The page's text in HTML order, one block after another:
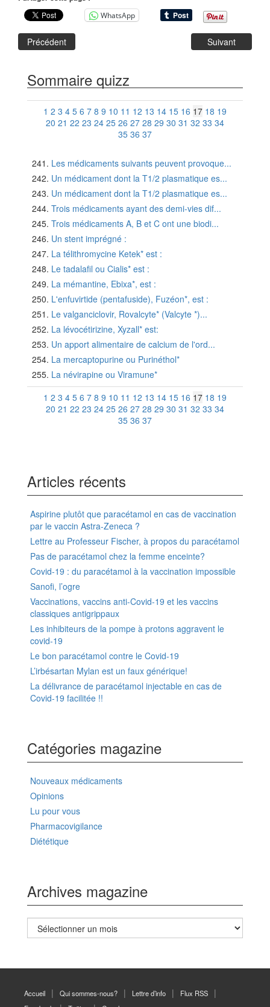
WhatsApp
Précédent Suivant
Sommaire quizz
1 2 3 4 5 6 7 8 9 10 11 12 13 14 15 16 17 18 19
20 21 22 23 24 25 26 27 28 29 30 31 32 33 34
35 36 37
Les médicaments suivants peuvent provoque...
Un médicament dont la T1/2 plasmatique es...
Un médicament dont la T1/2 plasmatique es...
Trois médicaments ayant des demi-vies dif...
Trois médicaments A, B et C ont une biodi...
Un stent imprégné :
La télithromycine Ketek* est :
Le tadalafil ou Cialis* est :
La mémantine, Ebixa*, est :
L'enfuvirtide (pentafuside), Fuzéon*, est :
Le valganciclovir, Rovalcyte* (Valcyte *)...
La lévocétirizine, Xyzall* est:
Un apport alimentaire de calcium de l'ord...
La mercaptopurine ou Purinéthol*
La névirapine ou Viramune*
1 2 3 4 5 6 7 8 9 10 11 12 13 14 15 16 17 18 19
20 21 22 23 24 25 26 27 28 29 30 31 32 33 34
35 36 37
Articles récents
Aspirine plutôt que paracétamol en cas de vaccination
par le vaccin Astra-Zeneca ?
Lettre au Professeur Fischer, à propos du paracétamol
Pas de paracétamol chez la femme enceinte?
Covid-19 : du paracétamol à la vaccination impossible
Sanofi, l’ogre
Vaccinations, vaccins anti-Covid-19 et les vaccins
classiques antigrippaux
Les inhibiteurs de la pompe à protons aggravent le
covid-19
Le bon paracétamol contre le Covid-19
L’irbésartan Mylan est un faux générique!
La délivrance de paracétamol injectable en cas de
Covid-19 facilitée !!
Catégories magazine
Nouveaux médicaments
Opinions
Lu pour vous
Pharmacovigilance
Diététique
Archives magazine
Archives
magazine
Accueil Qui sommes-nous? Lettre d’info
Flux RSS